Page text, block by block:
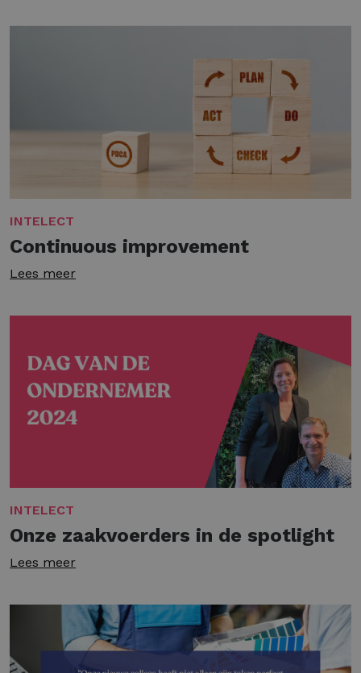
INTELECT
Continuous improvement
Lees meer
INTELECT
Onze zaakvoerders in de spotlight
Lees meer